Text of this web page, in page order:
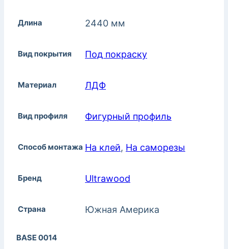
Длина 2440 мм
Вид покрытия Под покраску
Материал ЛДФ
Вид профиля Фигурный профиль
Способ монтажа На клей, На саморезы
Бренд Ultrawood
Страна Южная Америка
BASE 0014